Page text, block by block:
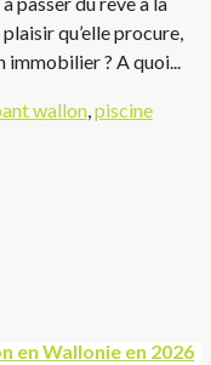
qu’elle procure,
? A quoi...
wallon piscine
en Wallonie en 2026